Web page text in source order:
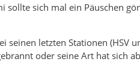
sollte sich mal ein Päuschen
seinen letzten Stationen (HSV
oder seine Art hat sich